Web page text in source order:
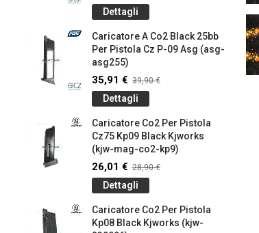
Dettagli
Caricatore A Co2 Black 25bb
Per Pistola Cz P-09 Asg (asg-
asg255)
35,91 € 39,90 €
Dettagli
Caricatore Co2 Per Pistola
Cz75 Kp09 Black Kjworks
(kjw-mag-co2-kp9)
26,01 € 28,90 €
Dettagli
Caricatore Co2 Per Pistola
Kp08 Black Kjworks (kjw-